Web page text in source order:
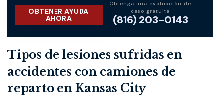
OBTENER AYUDA
AHORA
Obtenga una evaluación de
caso gratuita
(816) 203-0143
Tipos de lesiones sufridas en
accidentes con camiones de
reparto en Kansas City